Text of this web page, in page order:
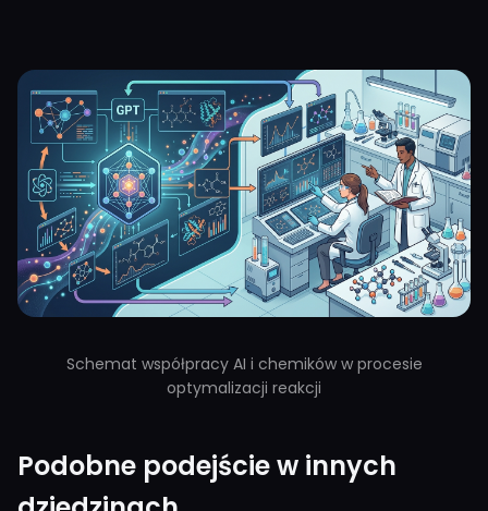
Schemat współpracy AI i chemików w procesie
optymalizacji reakcji
Podobne podejście w innych